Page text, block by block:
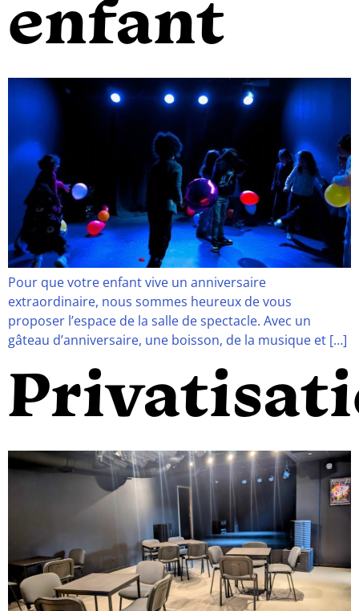
enfant
Pour que votre enfant vive un anniversaire
extraordinaire, nous sommes heureux de vous
proposer l’espace de la salle de spectacle. Avec un
gâteau d’anniversaire, une boisson, de la musique et […]